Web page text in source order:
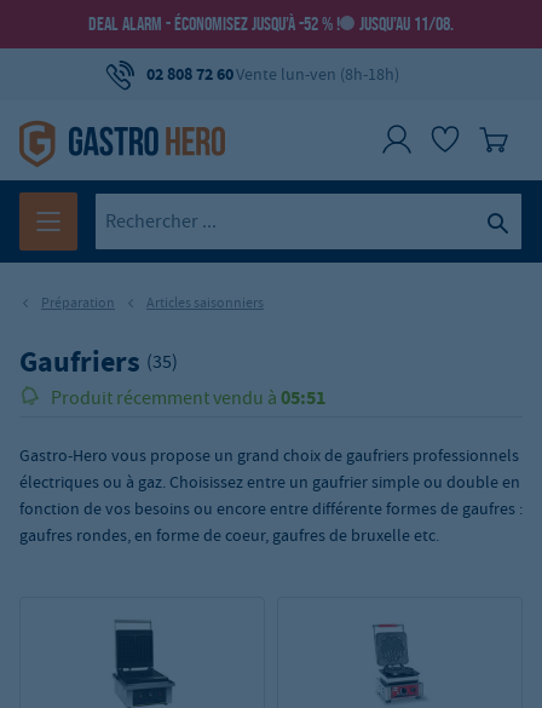
DEAL ALARM - ÉCONOMISEZ JUSQU’À -52 % ! JUSQU’AU 11/08.
02 808 72 60Vente lun-ven (8h-18h)
Préparation Articles saisonniers
Gaufriers (35)
Produit récemment vendu à 05:51
Gastro-Hero vous propose un grand choix de gaufriers professionnels
électriques ou à gaz. Choisissez entre un gaufrier simple ou double en
fonction de vos besoins ou encore entre différente formes de gaufres :
gaufres rondes, en forme de coeur, gaufres de bruxelle etc.